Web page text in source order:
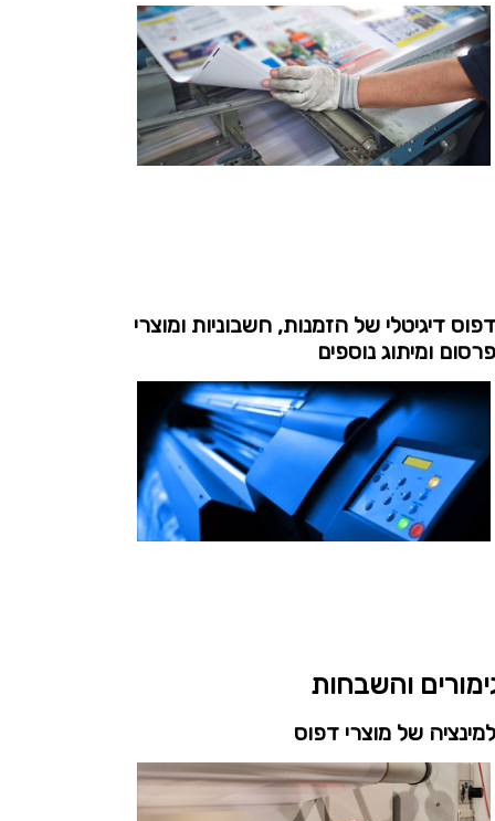
דפוס דיגיטלי של הזמנות, חשבוניות ומוצרי
פרסום ומיתוג נוספים
והשבחות
למינציה של מוצרי דפוס